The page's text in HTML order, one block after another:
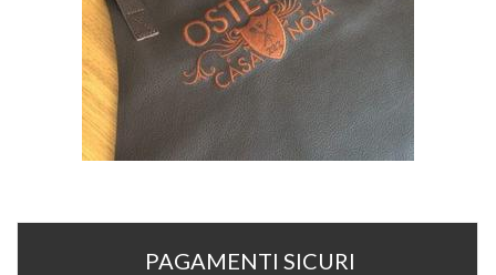
PAGAMENTI SICURI